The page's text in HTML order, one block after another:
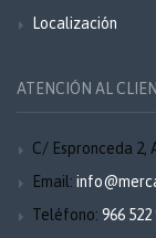
Localización
ATENCIÓN AL
C/ Espronceda 2,
Email:
Teléfono: 966 522